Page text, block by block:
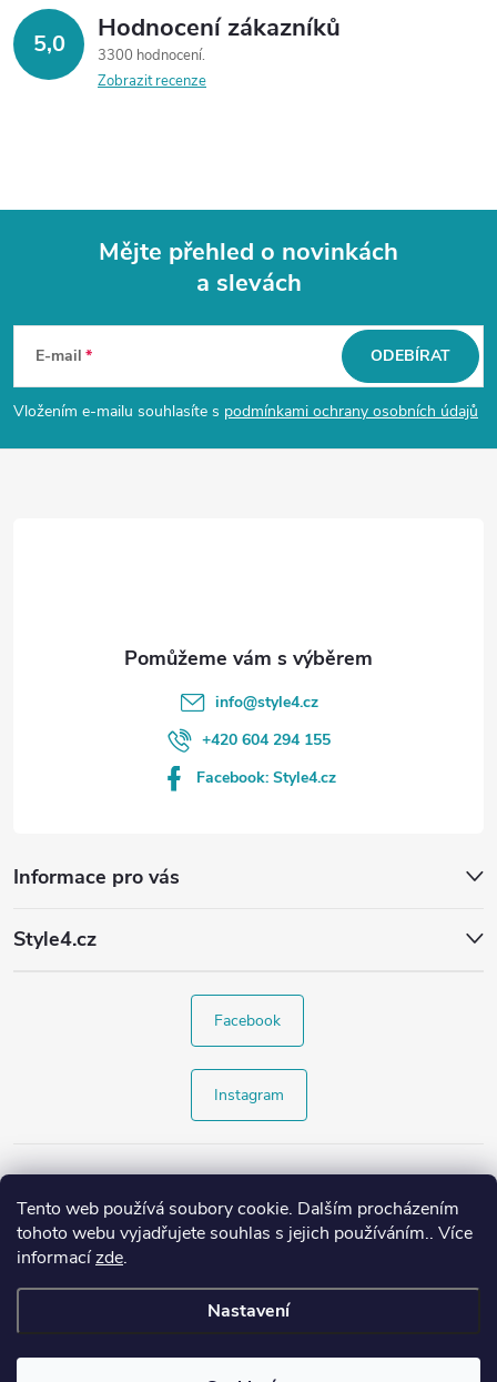
Tento web používá soubory cookie. Dalším procházením
tohoto webu vyjadřujete souhlas s jejich používáním.. Více
informacízde.
Nastavení
5,0 Hodnocení zákazníků
3300 hodnocení
Zobrazit recenze
p
a
Mějte přehled o novinkách
a slevách
E-mail
Vložením e-mailu souhlasíte s podmínkami ochrany osobních údajů
ODEBÍRAT
Informace pro vás
Style4.cz
info@style4.cz
+420 604 294 155
Facebook: Style4.cz
Facebook
Instagram
Copyright 2026Style4.cz. Všechna práva vyhrazena.